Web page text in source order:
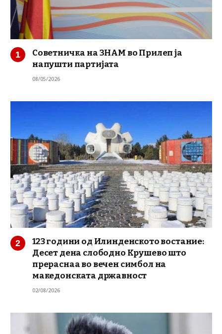
Советничка на ЗНАМ во Прилеп ја
напушти партијата
08/05/2026
123 години од Илинденското востание:
Десет дена слободно Крушево што
прераснаа во вечен симбол на
македонската државност
02/08/2026